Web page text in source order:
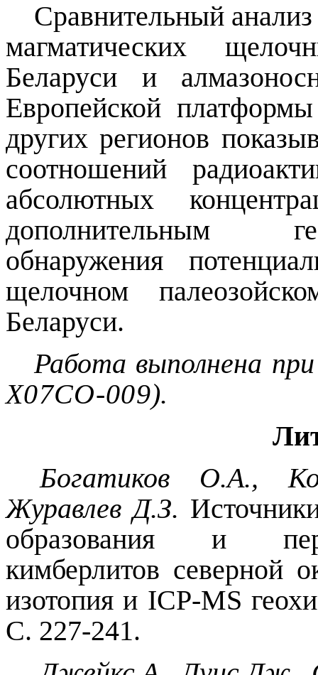
Сравнительный
магматических
Беларуси и
Европейской
других регионов
соотношений
абсолютных
дополнительным
обнаружения
щелочном
Беларуси.
Работа выполнена
Х07СО-009).
Богатиков О.А.,
Журавлев Д.З.
образования и
кимберлитов северной
изотопия и ICP-MS
С. 227-241.